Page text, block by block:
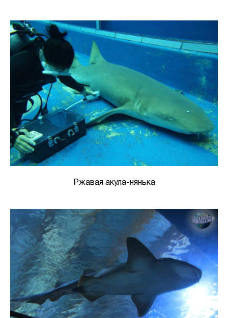
Ржавая акула-нянька